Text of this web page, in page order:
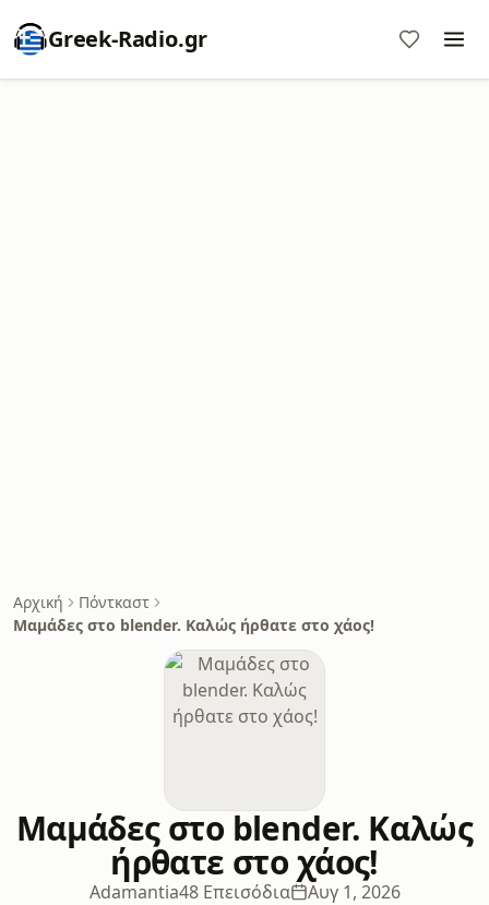
Greek-Radio.gr
Αρχική
Πόντκαστ
Μαμάδες στο blender. Καλώς ήρθατε στο χάος!
Μαμάδες στο blender. Καλώς
ήρθατε στο χάος!
Adamantia48 Επεισόδια Αυγ 1, 2026